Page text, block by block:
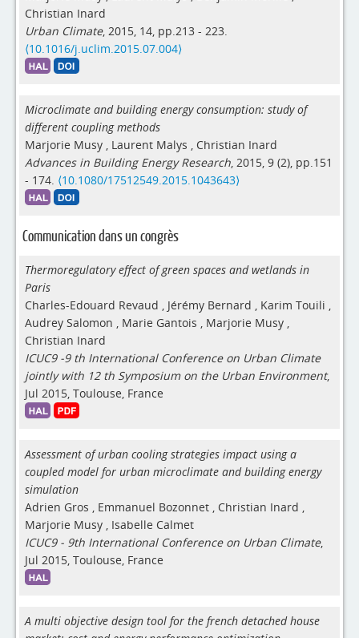
Christian Inard
Urban Climate, 2015, 14, pp.213 - 223.
⟨10.1016/j.uclim.2015.07.004⟩
Microclimate and building energy consumption: study of
different coupling methods
Marjorie Musy , Laurent Malys , Christian Inard
Advances in Building Energy Research, 2015, 9 (2), pp.151
- 174. ⟨10.1080/17512549.2015.1043643⟩
Communication dans un congrès
Thermoregulatory effect of green spaces and wetlands in
Paris
Charles-Edouard Revaud , Jérémy Bernard , Karim Touili ,
Audrey Salomon , Marie Gantois , Marjorie Musy ,
Christian Inard
ICUC9 -9 th International Conference on Urban Climate
jointly with 12 th Symposium on the Urban Environment,
Jul 2015, Toulouse, France
Assessment of urban cooling strategies impact using a
coupled model for urban microclimate and building energy
simulation
Adrien Gros , Emmanuel Bozonnet , Christian Inard ,
Marjorie Musy , Isabelle Calmet
ICUC9 - 9th International Conference on Urban Climate,
Jul 2015, Toulouse, France
A multi objective design tool for the french detached house